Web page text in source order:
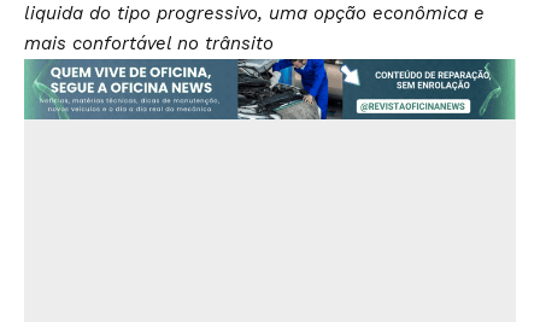
liquida do tipo progressivo, uma opção econômica e
mais confortável no trânsito